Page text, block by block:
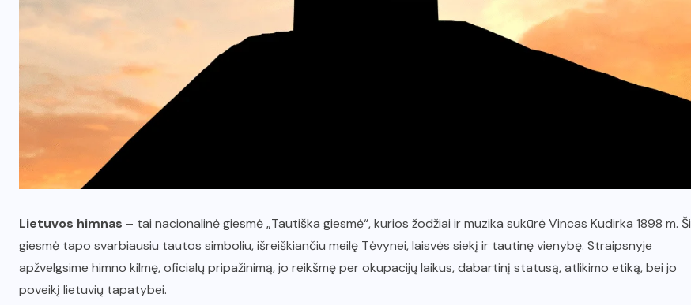
Lietuvos himnas – tai nacionalinė giesmė „Tautiška giesmė“, kurios žodžiai ir muzika sukūrė Vincas Kudirka 1898 m. Ši
giesmė tapo svarbiausiu tautos simboliu, išreiškiančiu meilę Tėvynei, laisvės siekį ir tautinę vienybę. Straipsnyje
apžvelgsime himno kilmę, oficialų pripažinimą, jo reikšmę per okupacijų laikus, dabartinį statusą, atlikimo etiką, bei jo
poveikį lietuvių tapatybei.